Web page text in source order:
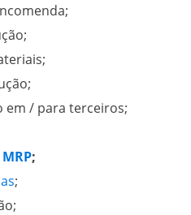
em / para terceiros;
MRP;
;